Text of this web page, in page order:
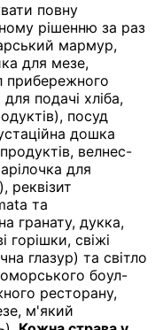
повну
рішенню за раз
мармур,
для мезе,
прибережного
подачі хліба,
посуд
дошка
велнес-
для
реквізит
та
гранату, дукка,
горішки, свіжі
глазур) та світло
боул-
ресторану,
м'який